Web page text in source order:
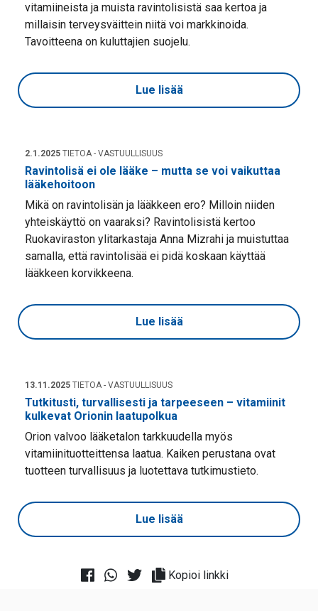
vitamiineista ja muista ravintolisistä saa kertoa ja
millaisin terveysväittein niitä voi markkinoida.
Tavoitteena on kuluttajien suojelu.
Lue lisää
2.1.2025 TIETOA - VASTUULLISUUS
Ravintolisä ei ole lääke – mutta se voi vaikuttaa
lääkehoitoon
Mikä on ravintolisän ja lääkkeen ero? Milloin niiden
yhteiskäyttö on vaaraksi? Ravintolisistä kertoo
Ruokaviraston ylitarkastaja Anna Mizrahi ja muistuttaa
samalla, että ravintolisää ei pidä koskaan käyttää
lääkkeen korvikkeena.
Lue lisää
13.11.2025 TIETOA - VASTUULLISUUS
Tutkitusti, turvallisesti ja tarpeeseen – vitamiinit
kulkevat Orionin laatupolkua
Orion valvoo lääketalon tarkkuudella myös
vitamiinituotteittensa laatua. Kaiken perustana ovat
tuotteen turvallisuus ja luotettava tutkimustieto.
Lue lisää
Kopioi linkki